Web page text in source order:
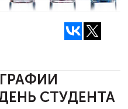
СТУДЕНТА